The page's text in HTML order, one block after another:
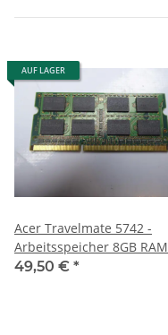
AUF LAGER
Acer Travelmate 5742 -
Arbeitsspeicher 8GB RAM
Memory DDR3
49,50 € *